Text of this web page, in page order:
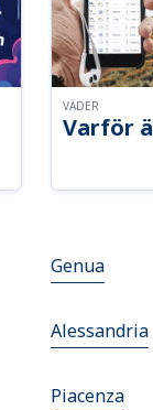
Varför
VÄDER
Genua
Alessandria
Piacenza